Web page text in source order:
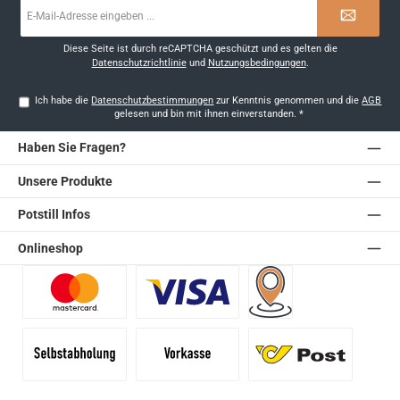
Mail-
Diese Seite ist durch reCAPTCHA geschützt und es gelten die
Datenschutzrichtlinieund Nutzungsbedingungen.
Ich habe die Datenschutzbestimmungen zur Kenntnis genommen und dieAGB
gelesen und bin mit ihnen einverstanden. *
Haben Sie Fragen?
Unsere Produkte
Potstill Infos
Onlineshop